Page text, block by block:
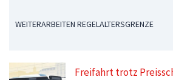
WEITERARBEITEN REGELALTERSGRENZE
Freifahrt trotz